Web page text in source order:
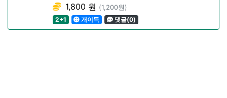
1,800 원 (1,200원)
2+1
개이득 댓글(0)